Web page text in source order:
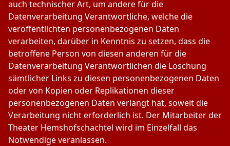
auch technischer Art, um andere für die
Datenverarbeitung Verantwortliche, welche die
veröffentlichten personenbezogenen Daten
verarbeiten, darüber in Kenntnis zu setzen, dass die
betroffene Person von diesen anderen für die
Datenverarbeitung Verantwortlichen die Löschung
sämtlicher Links zu diesen personenbezogenen Daten
oder von Kopien oder Replikationen dieser
personenbezogenen Daten verlangt hat, soweit die
Verarbeitung nicht erforderlich ist. Der Mitarbeiter der
Theater Hemshofschachtel wird im Einzelfall das
Notwendige veranlassen.